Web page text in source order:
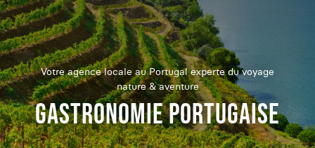
Votre agence locale au Portugal experte du voyage
nature & aventure
GASTRONOMIE PORTUGAISE